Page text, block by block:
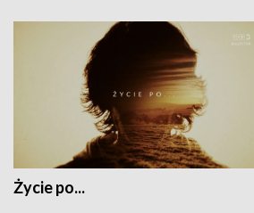
Życie po...